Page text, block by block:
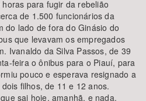
para fugir da rebelião
de 1.500 funcionários da
do lado de fora do Ginásio do
que levavam os empregados
Ivanaldo da Silva Passos, de 39
feira o ônibus para o Piauí, para
pouco e esperava resignado a
filhos, de 11 e 12 anos.
sai hoje, amanhã, e nada.